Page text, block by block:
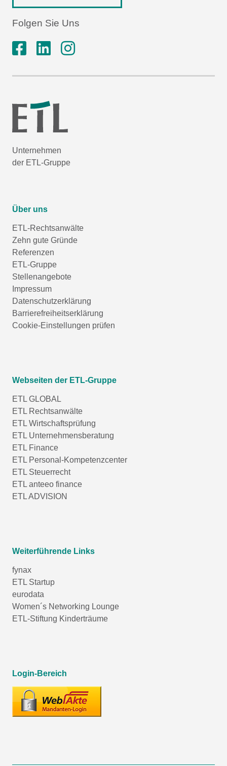
Folgen Sie Uns
Unternehmen
der ETL-Gruppe
Über uns
ETL-Rechtsanwälte
Zehn gute Gründe
Referenzen
ETL-Gruppe
Stellenangebote
Impressum
Datenschutzerklärung
Barrierefreiheitserklärung
Cookie-Einstellungen prüfen
Webseiten der ETL-Gruppe
ETL GLOBAL
ETL Rechtsanwälte
ETL Wirtschaftsprüfung
ETL Unternehmensberatung
ETL Finance
ETL Personal-Kompetenzcenter
ETL Steuerrecht
ETL anteeo finance
ETL ADVISION
Weiterführende Links
fynax
ETL Startup
eurodata
Women´s Networking Lounge
ETL-Stiftung Kinderträume
Login-Bereich